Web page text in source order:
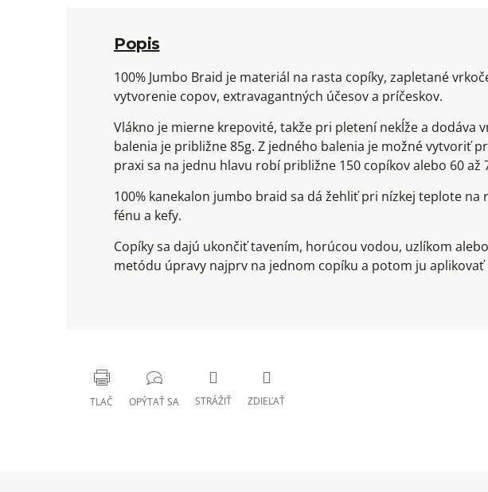
Popis
100% Jumbo Braid je materiál na rasta copíky, zapletané
vytvorenie copov, extravagantných účesov a príčeskov.
Vlákno je mierne krepovité, takže pri pletení nekĺže a dodáva
balenia je približne 85g. Z jedného balenia je možné vytvoriť
praxi sa na jednu hlavu robí približne 150 copíkov alebo 60
100% kanekalon jumbo braid sa dá žehliť pri nízkej teplote
fénu a kefy.
Copíky sa dajú ukončiť tavením, horúcou vodou, uzlíkom
metódu úpravy najprv na jednom copíku a potom ju
TLAČ OPÝTAŤ SA STRÁŽIŤ ZDIEĽAŤ